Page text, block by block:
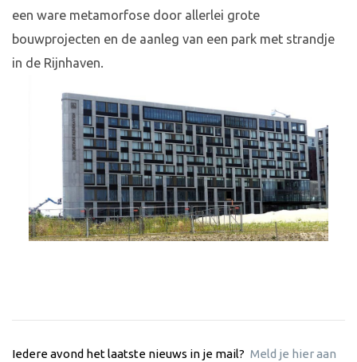
een ware metamorfose door allerlei grote
bouwprojecten en de aanleg van een park met strandje
in de Rijnhaven.
Iedere avond het laatste nieuws in je mail? Meld je hier aan